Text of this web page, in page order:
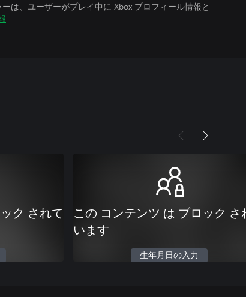
は、ユーザーがプレイ中に Xbox プロフィール情報と
ク されて
この コンテンツ は ブロック さ
います
生年月日の入力